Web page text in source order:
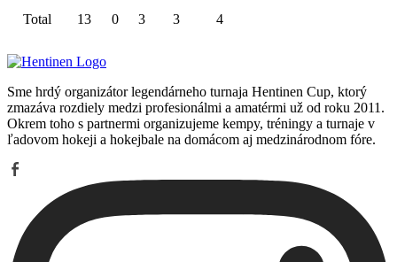
Total 13 0 3 3 4
Sme hrdý organizátor legendárneho turnaja Hentinen Cup, ktorý
zmazáva rozdiely medzi profesionálmi a amatérmi už od roku 2011.
Okrem toho s partnermi organizujeme kempy, tréningy a turnaje v
ľadovom hokeji a hokejbale na domácom aj medzinárodnom fóre.